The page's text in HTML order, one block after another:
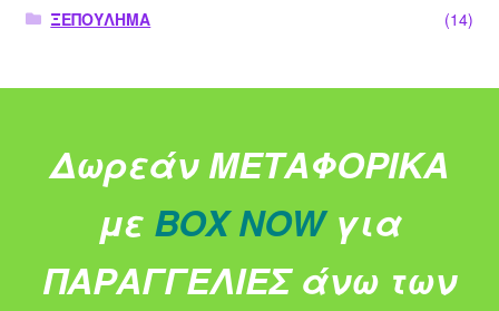
ΞΕΠΟΥΛΗΜΑ
(14)
Δωρεάν ΜΕΤΑΦΟΡΙΚΑ
με BOX NOW για
ΠΑΡΑΓΓΕΛΙΕΣ άνω των